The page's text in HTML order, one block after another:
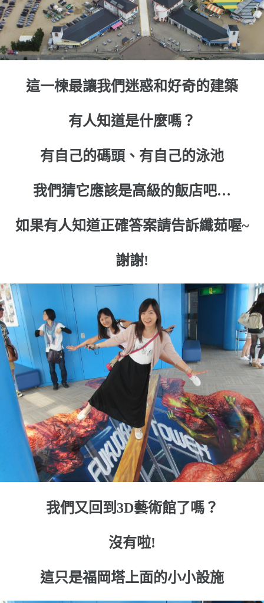
這一楝最讓我們迷惑和好奇的建築
有人知道是什麼嗎？
有自己的碼頭、有自己的泳池
我們猜它應該是高級的飯店吧…
如果有人知道正確答案請告訴纖茹喔~
謝謝!
我們又回到3D藝術館了嗎？
沒有啦!
這只是福岡塔上面的小小設施